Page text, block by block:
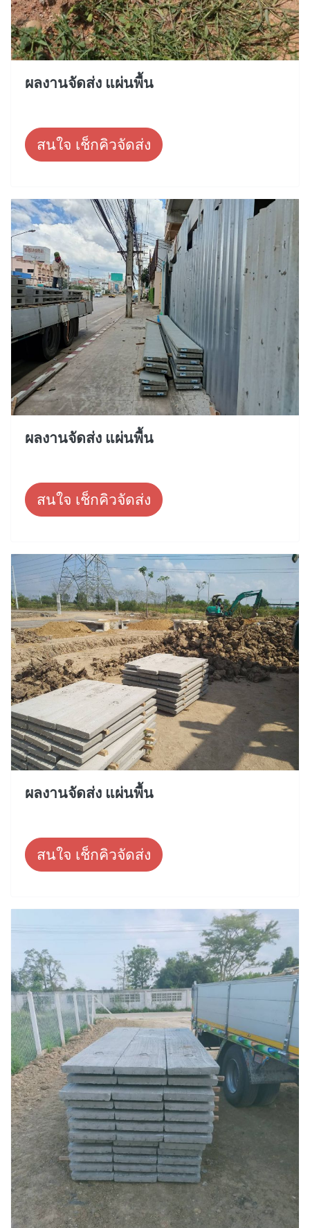
ผลงานจัดส่ง แผ่นพื้น
สนใจ เช็กคิวจัดส่ง
ผลงานจัดส่ง แผ่นพื้น
สนใจ เช็กคิวจัดส่ง
ผลงานจัดส่ง แผ่นพื้น
สนใจ เช็กคิวจัดส่ง